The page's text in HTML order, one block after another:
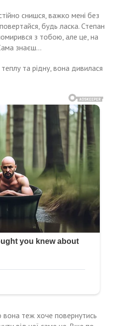
снишся, важко мені без
будь ласка. Степан
з тобою, але це, на
знаєш…
теплу та рідну, вона дивилася
теж хоче повернутись